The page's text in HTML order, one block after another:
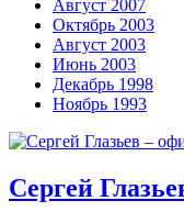
Август 2007
Октябрь 2003
Август 2003
Июнь 2003
Декабрь 1998
Ноябрь 1993
Сергей